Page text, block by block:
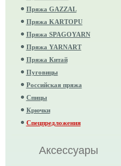
Пряжа GAZZAL
Пряжа KARTOPU
Пряжа SPAGOYARN
Пряжа YARNART
Пряжа Китай
Пуговицы
Российская пряжа
Спицы
Крючки
Спецпредложения
Аксессуары